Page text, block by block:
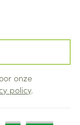
onze
policy.